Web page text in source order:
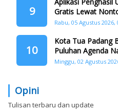
9
Gratis Lewat
Rabu, 05 Agustus 2026,
10
Kota Tua Padang
Puluhan Agenda
Siap Digelar
Minggu, 02 Agustus
Opini
Tulisan terbaru dan update